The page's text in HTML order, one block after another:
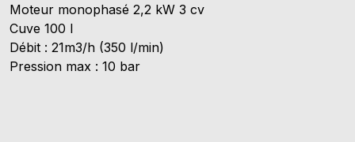
VVM
21/100
-
COMPRESSEUR
Moteur monophasé 2,2 kW 3 cv
Cuve 100 l
Débit : 21m3/h (350 l/min)
Pression max : 10 bar